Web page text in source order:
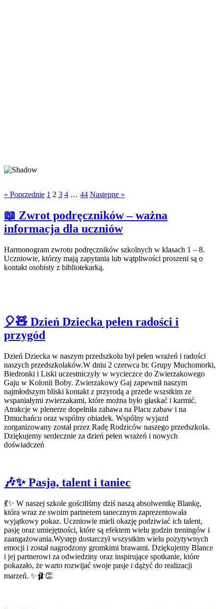
« Poprzednie 1 2 3 4 … 44 Następne »
📖 Zwrot podręczników – ważna
informacja dla uczniów
Harmonogram zwrotu podręczników szkolnych w klasach 1 – 8.
Uczniowie, którzy mają zapytania lub wątpliwości proszeni są o
kontakt osobisty z bibliotekarką.
🎈🧸 Dzień Dziecka pełen radości i
przygód
Dzień Dziecka w naszym przedszkolu był pełen wrażeń i radości
naszych przedszkolaków.W dniu 2 czerwca br. Grupy Muchomorki,
Biedronki i Liski uczestniczyły w wycieczce do Zwierzakowego
Gaju w Kolonii Boby. Zwierzakowy Gaj zapewnił naszym
najmłodszym bliski kontakt z przyrodą a przede wszstkim ze
wspaniałymi zwierzakami, które można było głaskać i karmić.
Atrakcje w plenerze dopełniła zabawa na Placu zabaw i na
Dmuchańcu oraz wspólny obiadek. Wspólny wyjazd
zorganizowany został przez Radę Rodziców naszego przedszkola.
Dziękujemy serdecznie za dzień pełen wrażeń i nowych
doświadczeń
🎶✨ Pasja, talent i taniec
💃✨ W naszej szkole gościliśmy dziś naszą absolwentkę Blankę,
która wraz ze swoim partnerem tanecznym zaprezentowała
wyjątkowy pokaz. Uczniowie mieli okazję podziwiać ich talent,
pasję oraz umiejętności, które są efektem wielu godzin treningów i
zaangażowania.Występ dostarczył wszystkim wielu pozytywnych
emocji i został nagrodzony gromkimi brawami. Dziękujemy Blance
i jej partnerowi za odwiedziny oraz inspirujące spotkanie, które
pokazało, że warto rozwijać swoje pasje i dążyć do realizacji
marzeń. ✨🩰👏